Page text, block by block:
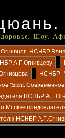
Шоу.
А.Г.Огнивцеву
НСНБР.
Taichi.
НСНБР
Москве
НСНБР